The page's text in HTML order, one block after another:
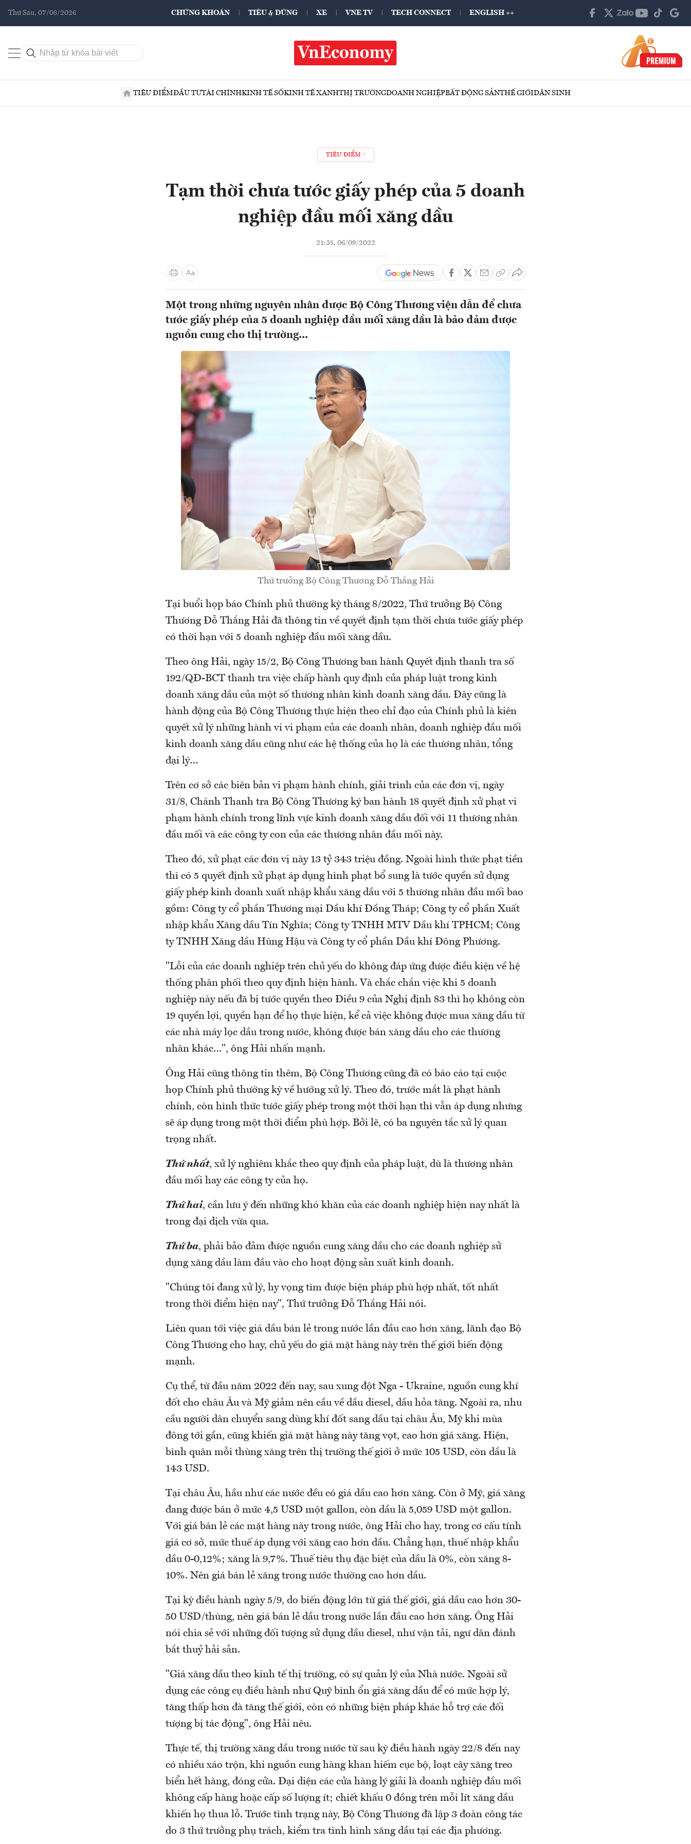
Thứ Sáu, 07/08/2026 CHỨNG KHOÁN TIÊU & DÙNG XE VNE TV TECH CONNECT ENGLISH ++
TIÊU ĐIỂMĐẦU TƯTÀI CHÍNHKINH TẾ SỐKINH TẾ XANHTHỊ TRƯỜNGDOANH NGHIỆPBẤT ĐỘNG SẢNTHẾ GIỚIDÂN SINH
TIÊU ĐIỂM
Tạm thời chưa tước giấy phép của 5 doanh
nghiệp đầu mối xăng dầu
21:35, 06/09/2022
Một trong những nguyên nhân được Bộ Công Thương viện dẫn để chưa
tước giấy phép của 5 doanh nghiệp đầu mối xăng dầu là bảo đảm được
nguồn cung cho thị trường...
Thứ trưởng Bộ Công Thương Đỗ Thắng Hải
Tại buổi họp báo Chính phủ thường kỳ tháng 8/2022, Thứ trưởng Bộ Công
Thương Đỗ Thắng Hải đã thông tin về quyết định tạm thời chưa tước giấy phép
có thời hạn với 5 doanh nghiệp đầu mối xăng dầu.
Theo ông Hải, ngày 15/2, Bộ Công Thương ban hành Quyết định thanh tra số
192/QĐ-BCT thanh tra việc chấp hành quy định của pháp luật trong kinh
doanh xăng dầu của một số thương nhân kinh doanh xăng dầu. Đây cũng là
hành động của Bộ Công Thương thực hiện theo chỉ đạo của Chính phủ là kiên
quyết xử lý những hành vi vi phạm của các doanh nhân, doanh nghiệp đầu mối
kinh doanh xăng dầu cũng như các hệ thống của họ là các thương nhân, tổng
đại lý…
Trên cơ sở các biên bản vi phạm hành chính, giải trình của các đơn vị, ngày
31/8, Chánh Thanh tra Bộ Công Thương ký ban hành 18 quyết định xử phạt vi
phạm hành chính trong lĩnh vực kinh doanh xăng dầu đối với 11 thương nhân
đầu mối và các công ty con của các thương nhân đầu mối này.
Theo đó, xử phạt các đơn vị này 13 tỷ 343 triệu đồng. Ngoài hình thức phạt tiền
thì có 5 quyết định xử phạt áp dụng hình phạt bổ sung là tước quyền sử dụng
giấy phép kinh doanh xuất nhập khẩu xăng dầu với 5 thương nhân đầu mối bao
gồm: Công ty cổ phần Thương mại Dầu khí Đồng Tháp; Công ty cổ phần Xuất
nhập khẩu Xăng dầu Tín Nghĩa; Công ty TNHH MTV Dầu khí TPHCM; Công
ty TNHH Xăng dầu Hùng Hậu và Công ty cổ phần Dầu khí Đông Phương.
"Lỗi của các doanh nghiệp trên chủ yếu do không đáp ứng được điều kiện về hệ
thống phân phối theo quy định hiện hành. Và chắc chắn việc khi 5 doanh
nghiệp này nếu đã bị tước quyền theo Điều 9 của Nghị định 83 thì họ không còn
19 quyền lợi, quyền hạn để họ thực hiện, kể cả việc không được mua xăng dầu từ
các nhà máy lọc dầu trong nước, không được bán xăng dầu cho các thương
nhân khác…", ông Hải nhấn mạnh.
Ông Hải cũng thông tin thêm, Bộ Công Thương cũng đã có báo cáo tại cuộc
họp Chính phủ thường kỳ về hướng xử lý. Theo đó, trước mắt là phạt hành
chính, còn hình thức tước giấy phép trong một thời hạn thì vẫn áp dụng nhưng
sẽ áp dụng trong một thời điểm phù hợp. Bởi lẽ, có ba nguyên tắc xử lý quan
trọng nhất.
Thứ nhất, xử lý nghiêm khắc theo quy định của pháp luật, dù là thương nhân
đầu mối hay các công ty của họ.
Thứ hai, cần lưu ý đến những khó khăn của các doanh nghiệp hiện nay nhất là
trong đại dịch vừa qua.
Thứ ba, phải bảo đảm được nguồn cung xăng dầu cho các doanh nghiệp sử
dụng xăng dầu làm đầu vào cho hoạt động sản xuất kinh doanh.
"Chúng tôi đang xử lý, hy vọng tìm được biện pháp phù hợp nhất, tốt nhất
trong thời điểm hiện nay", Thứ trưởng Đỗ Thắng Hải nói.
Liên quan tới việc giá dầu bán lẻ trong nước lần đầu cao hơn xăng, lãnh đạo Bộ
Công Thương cho hay, chủ yếu do giá mặt hàng này trên thế giới biến động
mạnh.
Cụ thể, từ đầu năm 2022 đến nay, sau xung đột Nga - Ukraine, nguồn cung khí
đốt cho châu Âu và Mỹ giảm nên cầu về dầu diesel, dầu hỏa tăng. Ngoài ra, nhu
cầu người dân chuyển sang dùng khí đốt sang dầu tại châu Âu, Mỹ khi mùa
đông tới gần, cũng khiến giá mặt hàng này tăng vọt, cao hơn giá xăng. Hiện,
bình quân mỗi thùng xăng trên thị trường thế giới ở mức 105 USD, còn dầu là
143 USD.
Tại châu Âu, hầu như các nước đều có giá dầu cao hơn xăng. Còn ở Mỹ, giá xăng
đang được bán ở mức 4,5 USD một gallon, còn dầu là 5,059 USD một gallon.
Với giá bán lẻ các mặt hàng này trong nước, ông Hải cho hay, trong cơ cấu tính
giá cơ sở, mức thuế áp dụng với xăng cao hơn dầu. Chẳng hạn, thuế nhập khẩu
dầu 0-0,12%; xăng là 9,7%. Thuế tiêu thụ đặc biệt của dầu là 0%, còn xăng 8-
10%. Nên giá bán lẻ xăng trong nước thường cao hơn dầu.
Tại kỳ điều hành ngày 5/9, do biến động lớn từ giá thế giới, giá dầu cao hơn 30-
50 USD/thùng, nên giá bán lẻ dầu trong nước lần đầu cao hơn xăng. Ông Hải
nói chia sẻ với những đối tượng sử dụng dầu diesel, như vận tải, ngư dân đánh
bắt thuỷ hải sản.
"Giá xăng dầu theo kinh tế thị trường, có sự quản lý của Nhà nước. Ngoài sử
dụng các công cụ điều hành như Quỹ bình ổn giá xăng dầu để có mức hợp lý,
tăng thấp hơn đà tăng thế giới, còn có những biện pháp khác hỗ trợ các đối
tượng bị tác động", ông Hải nêu.
Thực tế, thị trường xăng dầu trong nước từ sau kỳ điều hành ngày 22/8 đến nay
có nhiều xáo trộn, khi nguồn cung hàng khan hiếm cục bộ, loạt cây xăng treo
biển hết hàng, đóng cửa. Đại diện các cửa hàng lý giải là doanh nghiệp đầu mối
không cấp hàng hoặc cấp số lượng ít; chiết khấu 0 đồng trên mỗi lít xăng dầu
khiến họ thua lỗ. Trước tình trạng này, Bộ Công Thương đã lập 3 đoàn công tác
do 3 thứ trưởng phụ trách, kiểm tra tình hình xăng dầu tại các địa phương.